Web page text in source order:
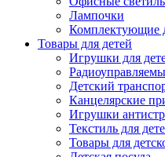
Лампочки
Комплектующие
Товары для детей
Игрушки для
Детский
Канцелярские
Игрушки
Текстиль для
Товары для